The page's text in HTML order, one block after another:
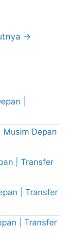
→
|
Depan
| Transfer
| Transfer
| Transfer